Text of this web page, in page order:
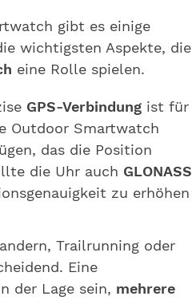
gibt es einige
wichtigsten Aspekte, die
eine Rolle spielen.
GPS-Verbindung ist für
Outdoor Smartwatch
das die Position
die Uhr auch GLONASS
zu erhöhen
Trailrunning oder
Eine
der Lage sein, mehrere